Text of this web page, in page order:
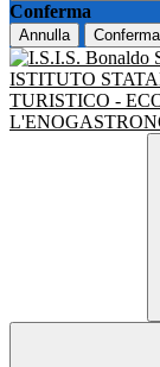
Conferma
Annulla Conferma
ISTITUTO
TURISTICO -